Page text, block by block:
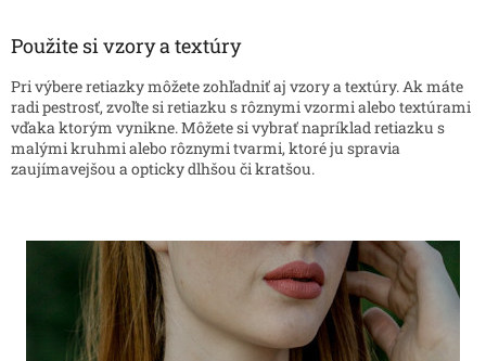
Použite si vzory a textúry
Pri výbere retiazky môžete zohľadniť aj vzory a textúry. Ak máte
radi pestrosť, zvoľte si retiazku s rôznymi vzormi alebo textúrami
vďaka ktorým vynikne. Môžete si vybrať napríklad retiazku s
malými kruhmi alebo rôznymi tvarmi, ktoré ju spravia
zaujímavejšou a opticky dlhšou či kratšou.